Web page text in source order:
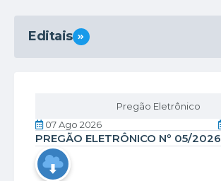
Editais VER MAIS
Pregão Eletrônico
PREGÃO ELETRÔNICO Nº 05/2026
07 Ago 2026